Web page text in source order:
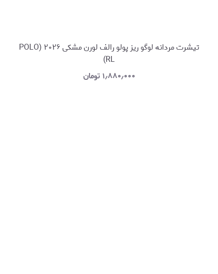
تیشرت مردانه لوگو ریز پولو رالف لورن مشکی ۲۰۲۶ (POLO
RL)
۱٫۸۸۰٫۰۰۰ تومان